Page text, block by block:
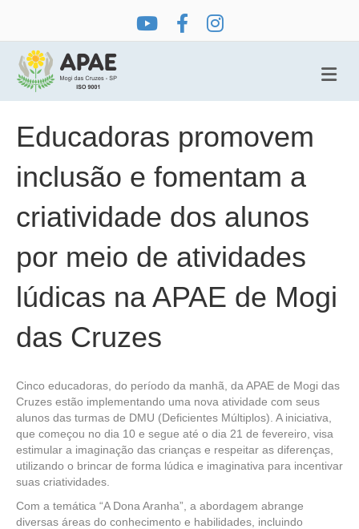
Educadoras promovem
inclusão e fomentam a
criatividade dos alunos
por meio de atividades
lúdicas na APAE de Mogi
das Cruzes
Cinco educadoras, do período da manhã, da APAE de Mogi das
Cruzes estão implementando uma nova atividade com seus
alunos das turmas de DMU (Deficientes Múltiplos). A iniciativa,
que começou no dia 10 e segue até o dia 21 de fevereiro, visa
estimular a imaginação das crianças e respeitar as diferenças,
utilizando o brincar de forma lúdica e imaginativa para incentivar
suas criatividades.
Com a temática “A Dona Aranha”, a abordagem abrange
diversas áreas do conhecimento e habilidades, incluindo